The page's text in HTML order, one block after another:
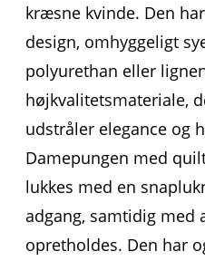
kræsne kvinde. Den
design, omhyggeligt
polyurethan eller
højkvalitetsmateriale,
udstråler elegance og
Damepungen med
lukkes med en
adgang, samtidig med
opretholdes. Den har